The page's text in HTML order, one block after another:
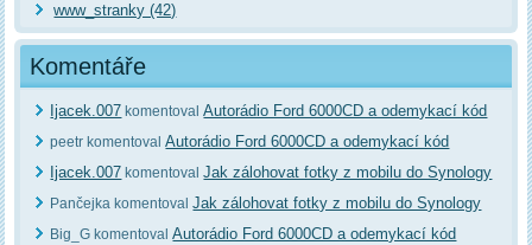
www_stranky (42)
Komentáře
Ijacek.007 komentovalAutorádio Ford 6000CD a odemykací kód
peetr komentovalAutorádio Ford 6000CD a odemykací kód
Ijacek.007 komentovalJak zálohovat fotky z mobilu do Synology
Pančejka komentovalJak zálohovat fotky z mobilu do Synology
Big_G komentovalAutorádio Ford 6000CD a odemykací kód